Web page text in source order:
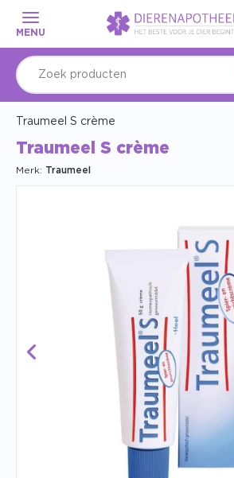
MENU
Traumeel S crème
Traumeel S crème
Merk: Traumeel